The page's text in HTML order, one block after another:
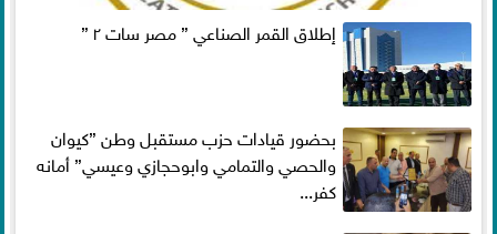
إطلاق القمر الصناعي ” مصر سات ٢ ”
بحضور قيادات حزب مستقبل وطن ”كيوان
والحصي والتمامي وابوحجازي وعيسي” أمانه
كفر...